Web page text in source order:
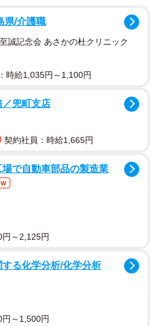
的に受験塾への入塾は遅くとも
人も少なく、Sさん夫妻が入塾を
春でした。
問題をこなします。夏には学校別
や体操、行動観察でのふるまい
りました。夏が過ぎ、出願に向
ために必要な健康診断書の取得
医にお願いして健康診断書を作成
。健康診断書を書いてもらうの
6000円。ちょっと高いと感じま
県/介護職
誠記念会 あさかの杜クリニック
時給1,035円～1,100円
兜町支店
契約社員：時給1,665円
場で自動車部品の製造業
～2,125円
る化学分析/化学分析
～1,500円